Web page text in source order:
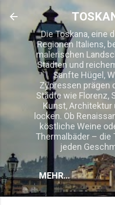
Direkt zum
Die Toskana, eine
Regionen Italiens,
malerischen
Städten und
Sanfte Hügel,
Zypressen prägen
Städte wie Florenz,
Kunst,
locken. Ob
köstliche Weine
Thermalbäder – die
jeden
MEHR…